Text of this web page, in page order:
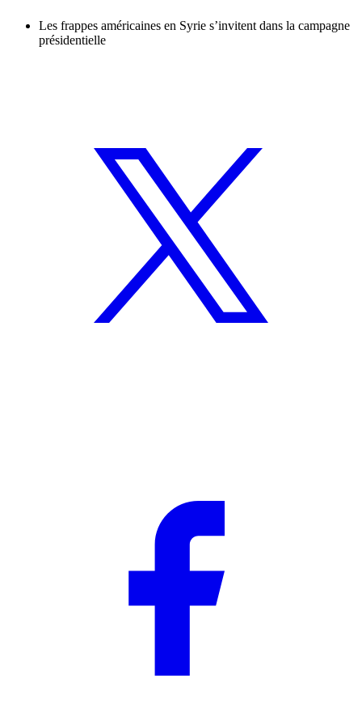
Les frappes américaines en Syrie s’invitent dans la campagne
présidentielle